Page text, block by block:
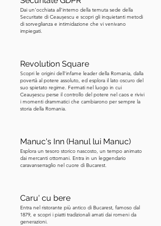
ulteriormente la reputazione della città.
A causa di questa influenza francese
nell'architettura, nella cultura e nello
dell'Est.
Dai un'occhiata all'interno della temuta sede della
Securitate di Ceaușescu e scopri gli inquietanti metodi
di sorveglianza e intimidazione che vi venivano
impiegati.
Revolution Square
Scopri le origini dell'infame leader della Romania, dalla
povertà al potere assoluto, ed esplora il lato oscuro del
suo spietato regime. Fermati nel luogo in cui
Ceaușescu perse il controllo del potere nel caos e rivivi
i momenti drammatici che cambiarono per sempre la
storia della Romania.
Manuc's Inn (Hanul lui Manuc)
Esplora un tesoro storico nascosto, un tempo animato
dai mercanti ottomani. Entra in un leggendario
caravanserraglio nel cuore di Bucarest.
Caru' cu bere
Entra nel ristorante più antico di Bucarest, famoso dal
1879, e scopri i piatti tradizionali amati dai romeni da
generazioni.